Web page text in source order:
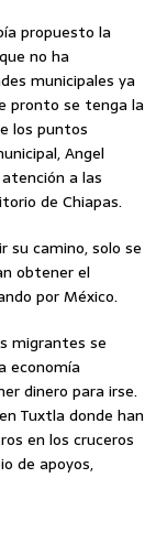
propuesto la
no ha
municipales ya
pronto se tenga la
los puntos
Angel
a las
de Chiapas.
su camino, solo se
obtener el
por México.
migrantes se
economía
dinero para irse.
Tuxtla donde han
en los cruceros
de apoyos,